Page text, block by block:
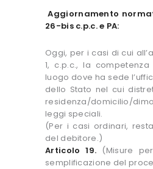
Aggiornamento
26-bis c.p.c. e PA:
Oggi, per i casi di cui
1, c.p.c., la
luogo dove ha sede
dello Stato nel cui
residenza/domicilio/
leggi speciali.
(Per i casi ordinari,
del debitore.)
Articolo 19. (Misure
semplificazione del